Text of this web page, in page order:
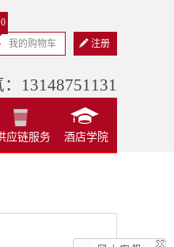
我的购物车
0
注册
13148751131
应链服务 酒店学院